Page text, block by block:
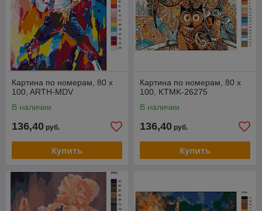
Картина по номерам, 80 x
100, ARTH-MDV
В наличии
136,40 руб.
Купить
Картина по номерам, 80 x
100, KTMK-26275
В наличии
136,40 руб.
Купить